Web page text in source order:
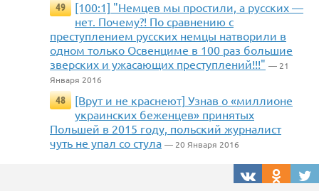
49
[100:1] "Немцев мы простили, а русских —
нет. Почему?! По сравнению с
преступлением русских немцы натворили в
одном только Освенциме в 100 раз большие
зверских и ужасающих преступлений!!!" — 21
Января 2016
48
[Врут и не краснеют] Узнав о «миллионе
украинских беженцев» принятых
Польшей в 2015 году, польский журналист
чуть не упал со стула — 20 Января 2016